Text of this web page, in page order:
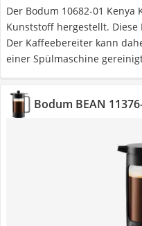
Der Bodum 10682-01
Kunststoff hergestellt.
Der Kaffeebereiter kann
einer Spülmaschine
Bodum BEAN